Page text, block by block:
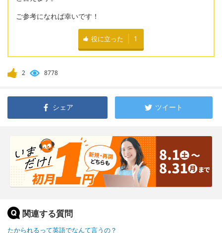
ご参考になれば幸いです！
役に立った 1
2 8778
シェア ツイート
関連する質問
たかられるって英語でなんて言うの？